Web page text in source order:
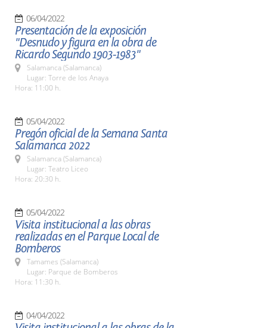
06/04/2022
Presentación de la exposición
"Desnudo y figura en la obra de
Ricardo Segundo 1903-1983"
Salamanca (Salamanca)
Lugar: Torre de los Anaya
Hora: 11:00 h.
05/04/2022
Pregón oficial de la Semana Santa
Salamanca 2022
Salamanca (Salamanca)
Lugar: Teatro Liceo
Hora: 20:30 h.
05/04/2022
Visita institucional a las obras
realizadas en el Parque Local de
Bomberos
Tamames (Salamanca)
Lugar: Parque de Bomberos
Hora: 11:30 h.
04/04/2022